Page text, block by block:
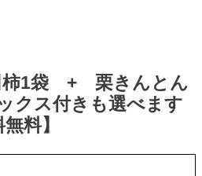
柿1袋 + 栗きんとん
クス付きも選べます
料】